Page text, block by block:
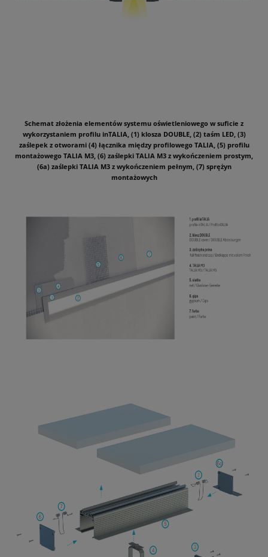
Schemat złożenia elementów systemu oświetleniowego w suficie z
wykorzystaniem profilu inTALIA, (1) klosza DOUBLE, (2) taśm LED, (3)
zaślepek z otworami (4) łącznika między profilowego TALIA, (5) profilu
montażowego TALIA M3, (6) zaślepki TALIA M3 z wykończeniem prostym,
(6a) zaślepki TALIA M3 z wykończeniem pełnym, (7) sprężyn
montażowych